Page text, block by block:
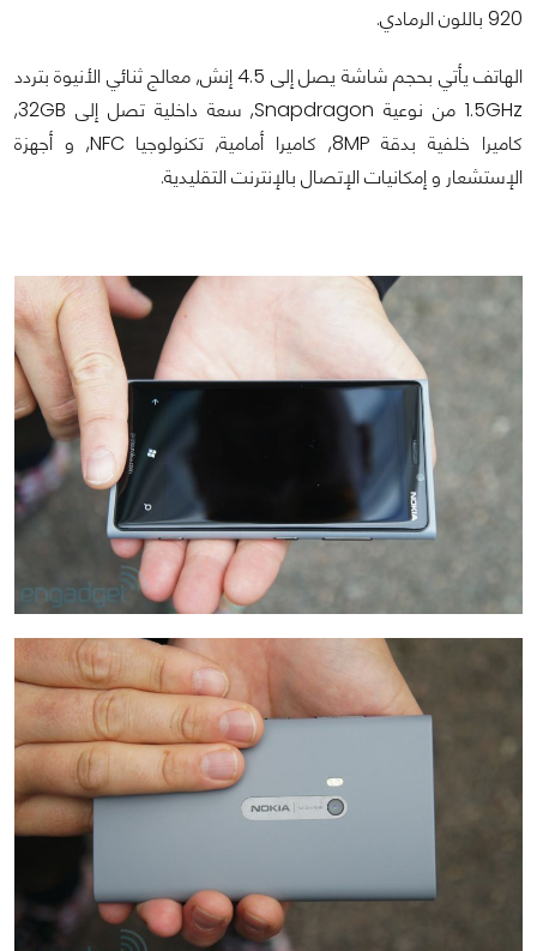
920 باللون الرمادي.
الهاتف يأتي بحجم شاشة يصل إلى 4.5 إنش, معالج ثنائي الأنيوة بتردد
1.5GHz من نوعية Snapdragon, سعة داخلية تصل إلى 32GB,
كاميرا خلفية بدقة 8MP, كاميرا أمامية, تكنولوجيا NFC, و أجهزة
الإستشعار و إمكانيات الإتصال بالإنترنت التقليدية.